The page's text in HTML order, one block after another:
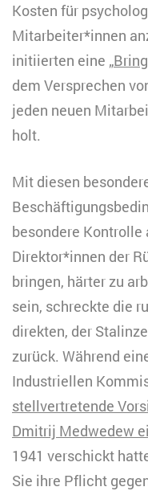
Kosten für
Mitarbeiter*innen
initiierten eine „
dem Versprechen
jeden neuen
holt.
Mit diesen
besondere Kontrolle
Direktor*innen der
bringen, härter zu
sein, schreckte die
direkten, der
zurück. Während
Industriellen
stellvertretende
Dmitrij Medwedew
1941 verschickt
Sie ihre Pflicht